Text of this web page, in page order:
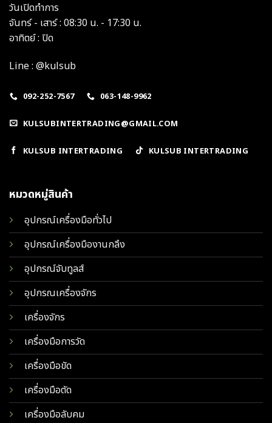
วันเปิดทำการ
จันทร์ - เสาร์ : 08:30 น. - 17:30 น.
อาทิตย์ : ปิด
Line : @kulsub
092-252-7567 063-148-9962
KULSUBINTERTRADING@GMAIL.COM
KULSUB INTERTRADING KULSUB INTERTRADING
หมวดหมู่สินค้า
อุปกรณ์เครื่องมือทั่วไป
อุปกรณ์เครื่องมืองานกลึง
อุปกรณ์จับทูลส์
อุปกรณเครื่องจักร
เครื่องจักร
เครื่องมือการวัด
เครื่องมือขัด
เครื่องมือตัด
เครื่องมือลับคม